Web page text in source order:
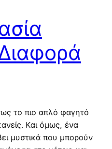
το πιο απλό φαγητό
Και όμως, ένα
μυστικά που μπορούν